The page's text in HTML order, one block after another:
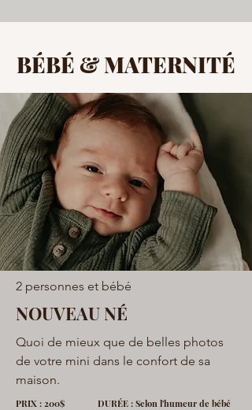
BÉBÉ & MATERNITÉ
2 personnes et bébé
NOUVEAU NÉ
Quoi de mieux que de belles photos
de votre mini dans le confort de sa
maison.
PRIX : 200$ DURÉE : Selon l'humeur de bébé